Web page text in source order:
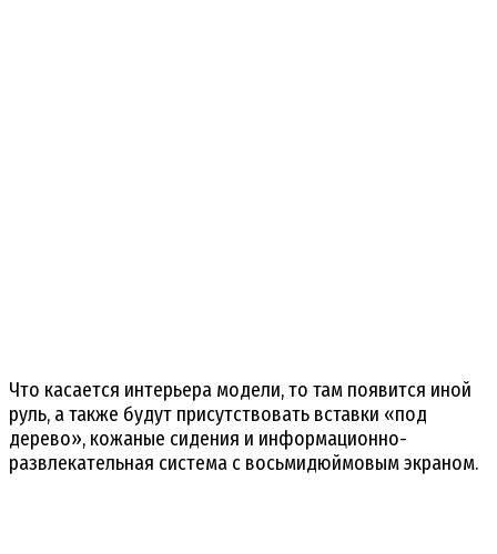
Что касается интерьера модели, то там появится иной
руль, а также будут присутствовать вставки «под
дерево», кожаные сидения и информационно-
развлекательная система с восьмидюймовым экраном.